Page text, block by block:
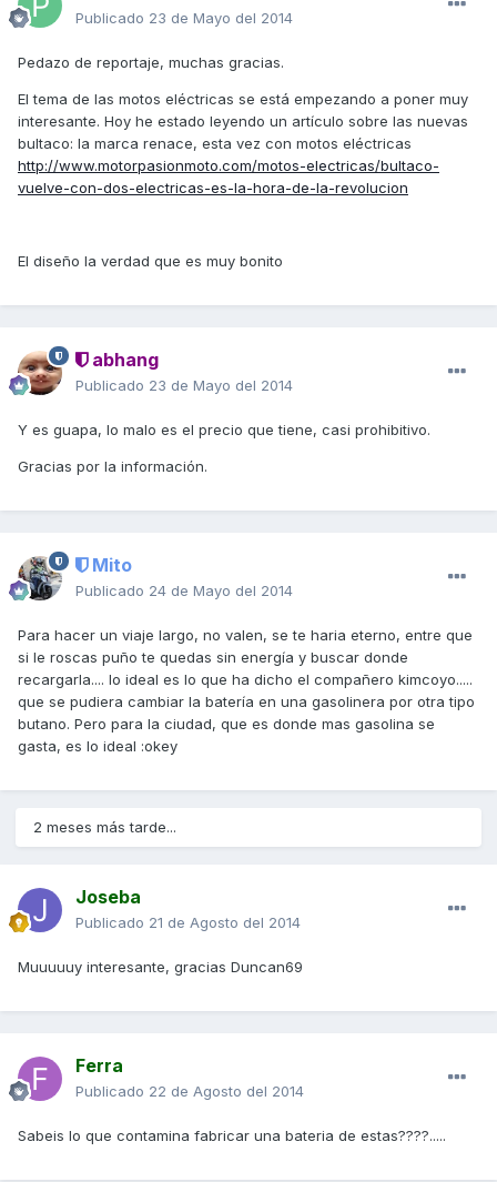
Publicado 23 de Mayo del 2014
Pedazo de reportaje, muchas gracias.
El tema de las motos eléctricas se está empezando a poner muy
interesante. Hoy he estado leyendo un artículo sobre las nuevas
bultaco: la marca renace, esta vez con motos eléctricas
http://www.motorpasionmoto.com/motos-electricas/bultaco-
vuelve-con-dos-electricas-es-la-hora-de-la-revolucion
El diseño la verdad que es muy bonito
abhang
Publicado 23 de Mayo del 2014
Y es guapa, lo malo es el precio que tiene, casi prohibitivo.
Gracias por la información.
Mito
Publicado 24 de Mayo del 2014
Para hacer un viaje largo, no valen, se te haria eterno, entre que
si le roscas puño te quedas sin energía y buscar donde
recargarla.... lo ideal es lo que ha dicho el compañero kimcoyo.....
que se pudiera cambiar la batería en una gasolinera por otra tipo
butano. Pero para la ciudad, que es donde mas gasolina se
gasta, es lo ideal :okey
2 meses más tarde...
Joseba
Publicado 21 de Agosto del 2014
Muuuuuy interesante, gracias Duncan69
Ferra
Publicado 22 de Agosto del 2014
Sabeis lo que contamina fabricar una bateria de estas????.....